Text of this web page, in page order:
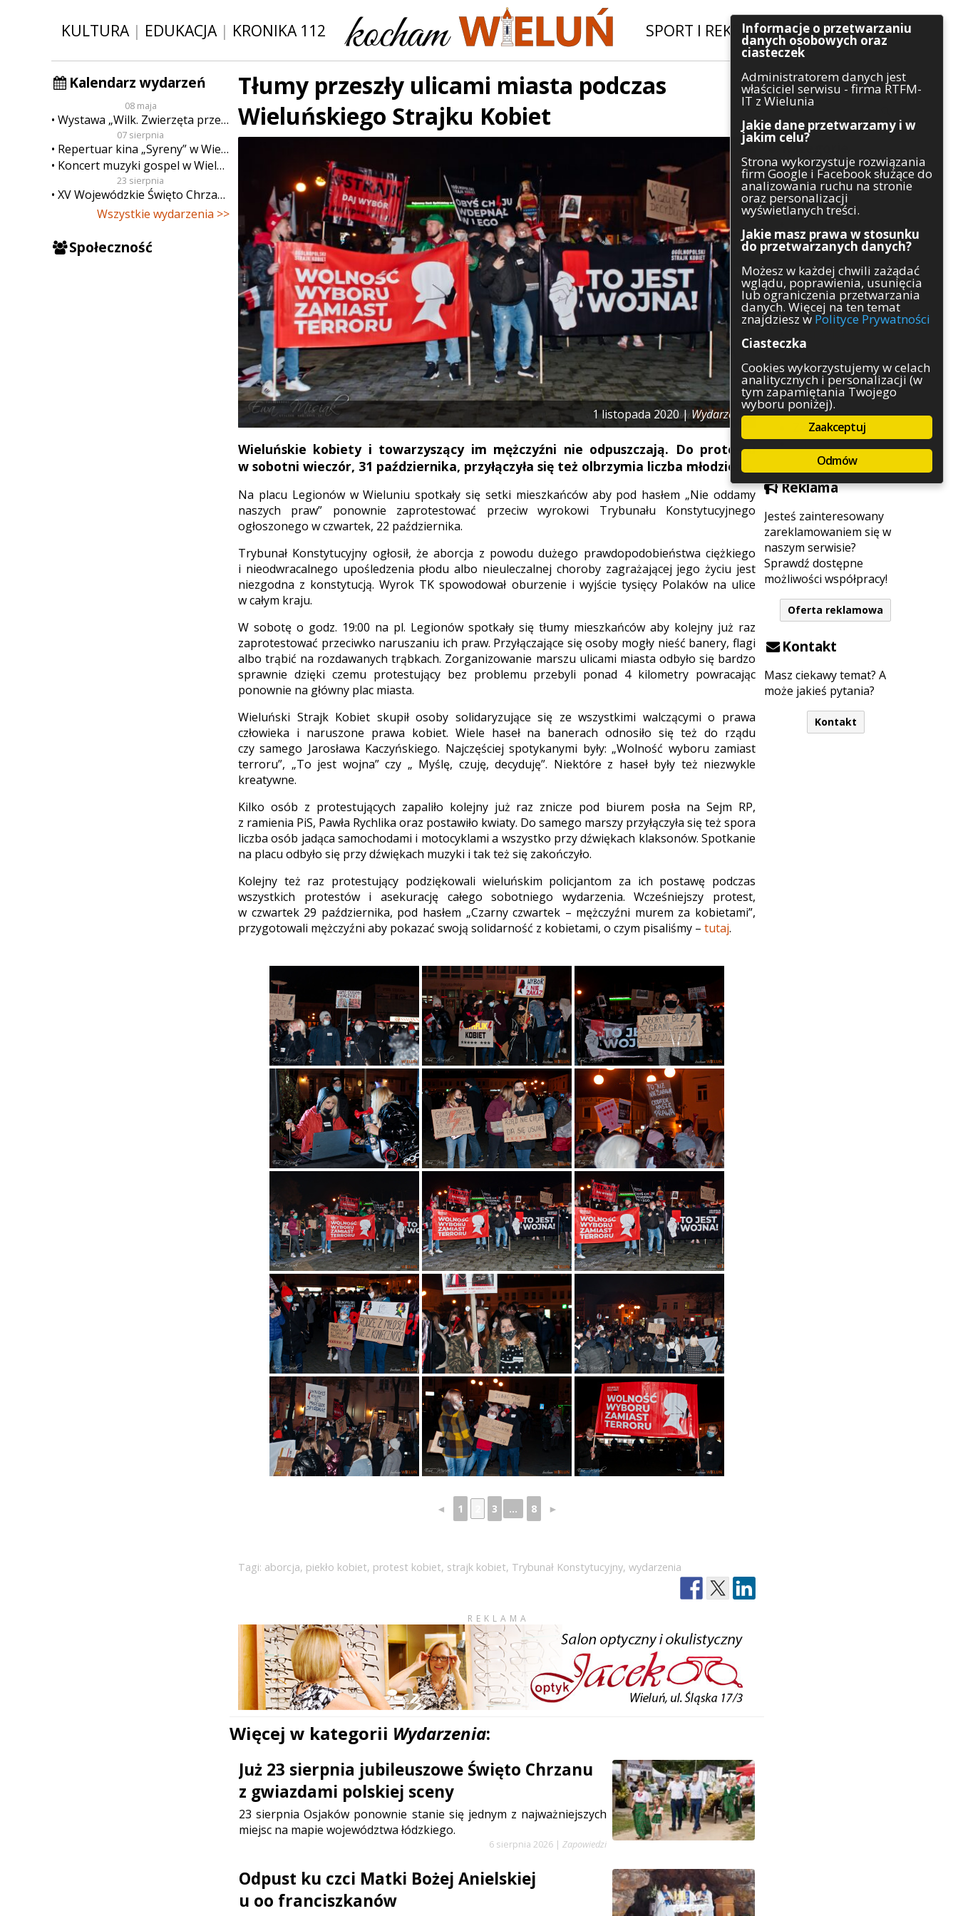
KULTURA| EDUKACJA| KRONIKA 112 SPORT I REKREACJA|INWESTYCJE
Kalendarz wydarzeń
08 maja
Wystawa „Wilk. Zwierzęta przeklęte”
07 sierpnia
Repertuar kina „Syreny” w Wieluniu w dn. od 7 do 13 sierpnia
Koncert muzyki gospel w Wieluniu
23 sierpnia
XV Wojewódzkie Święto Chrzanu
Wszystkie wydarzenia >>
Społeczność
Szukaj
Kategorie
Architektura
Gospodarka
Handel
Komunikaty
Kultura
Polityka
Pozostałe
Psychologia
Rolnictwo
Służby
Sport
Środowisko
Szkolnictwo
Wydarzenia
Zapowiedzi
Zdrowie
Reklama
Jesteś zainteresowany
zareklamowaniem się w
naszym serwisie?
Sprawdź dostępne
możliwości współpracy!
Oferta reklamowa
Kontakt
Masz ciekawy temat? A
może jakieś pytania?
Kontakt
Tłumy przeszły ulicami miasta podczas
Wieluńskiego Strajku Kobiet
1 listopada 2020 |Wydarzenia
Wieluńskie kobiety i towarzyszący im mężczyźni nie odpuszczają. Do protestu
w sobotni wieczór, 31 października, przyłączyła się też olbrzymia liczba młodzieży.
Na placu Legionów w Wieluniu spotkały się setki mieszkańców aby pod hasłem „Nie oddamy
naszych praw” ponownie zaprotestować przeciw wyrokowi Trybunału Konstytucyjnego
ogłoszonego w czwartek, 22 października.
Trybunał Konstytucyjny ogłosił, że aborcja z powodu dużego prawdopodobieństwa ciężkiego
i nieodwracalnego upośledzenia płodu albo nieuleczalnej choroby zagrażającej jego życiu jest
niezgodna z konstytucją. Wyrok TK spowodował oburzenie i wyjście tysięcy Polaków na ulice
w całym kraju.
W sobotę o godz. 19:00 na pl. Legionów spotkały się tłumy mieszkańców aby kolejny już raz
zaprotestować przeciwko naruszaniu ich praw. Przyłączające się osoby mogły nieść banery, flagi
albo trąbić na rozdawanych trąbkach. Zorganizowanie marszu ulicami miasta odbyło się bardzo
sprawnie dzięki czemu protestujący bez problemu przebyli ponad 4 kilometry powracając
ponownie na główny plac miasta.
Wieluński Strajk Kobiet skupił osoby solidaryzujące się ze wszystkimi walczącymi o prawa
człowieka i naruszone prawa kobiet. Wiele haseł na banerach odnosiło się też do rządu
czy samego Jarosława Kaczyńskiego. Najczęściej spotykanymi były: „Wolność wyboru zamiast
terroru”, „To jest wojna” czy „ Myślę, czuję, decyduję”. Niektóre z haseł były też niezwykle
kreatywne.
Kilko osób z protestujących zapaliło kolejny już raz znicze pod biurem posła na Sejm RP,
z ramienia PiS, Pawła Rychlika oraz postawiło kwiaty. Do samego marszy przyłączyła się też spora
liczba osób jadąca samochodami i motocyklami a wszystko przy dźwiękach klaksonów. Spotkanie
na placu odbyło się przy dźwiękach muzyki i tak też się zakończyło.
Kolejny też raz protestujący podziękowali wieluńskim policjantom za ich postawę podczas
wszystkich protestów i asekurację całego sobotniego wydarzenia. Wcześniejszy protest,
w czwartek 29 października, pod hasłem „Czarny czwartek – mężczyźni murem za kobietami”,
przygotowali mężczyźni aby pokazać swoją solidarność z kobietami, o czym pisaliśmy – tutaj.
◄ 1 3 ... 8 ►
Tagi: aborcja, piekło kobiet, protest kobiet, strajk kobiet, Trybunał Konstytucyjny, wydarzenia
REKLAMA
Więcej w kategorii Wydarzenia:
Już 23 sierpnia jubileuszowe Święto Chrzanu
z gwiazdami polskiej sceny
23 sierpnia Osjaków ponownie stanie się jednym z najważniejszych
miejsc na mapie województwa łódzkiego.
6 sierpnia 2026 | Zapowiedzi
Odpust ku czci Matki Bożej Anielskiej
u oo franciszkanów
Informacje o przetwarzaniu
danych osobowych oraz
ciasteczek
Administratorem danych jest
właściciel serwisu - firma RTFM-
IT z Wielunia
Jakie dane przetwarzamy i w
jakim celu?
Strona wykorzystuje rozwiązania
firm Google i Facebook służące do
analizowania ruchu na stronie
oraz personalizacji
wyświetlanych treści.
Jakie masz prawa w stosunku
do przetwarzanych danych?
Możesz w każdej chwili zażądać
wglądu, poprawienia, usunięcia
lub ograniczenia przetwarzania
danych. Więcej na ten temat
znajdziesz w Polityce Prywatności
Ciasteczka
Cookies wykorzystujemy w celach
analitycznych i personalizacji (w
tym zapamiętania Twojego
wyboru poniżej).
Zaakceptuj
Odmów